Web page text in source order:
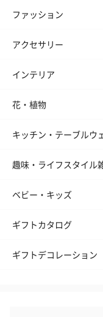
キャンドル・お香を同
フラッグカプセル：イ
（END）（880円）
お酒
ファッション
アクセサリー
インテリア
花・植物
キッチン・テーブルウ
趣味・ライフスタイル
ベビー・キッズ
ギフトカタログ
ギフトデコレーション